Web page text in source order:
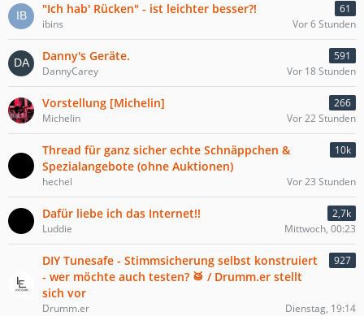
"Ich hab' Rücken" - ist leichter besser?!
61
ibins
Vor 6 Stunden
Danny's Geräte.
591
DannyCarey
Vor 18 Stunden
Vorstellung [Michelin]
266
Michelin
Vor 22 Stunden
Thread für ganz sicher echte Schnäppchen &
Spezialangebote (ohne Auktionen)
10k
hechel Vor 23 Stunden
Dafür liebe ich das Internet!!
2,7k
Luddie
Mittwoch, 00:23
DIY Tunesafe - Stimmsicherung selbst konstruiert
- wer möchte auch testen? 🥁 / Drumm.er stellt
sich vor
927
Drumm.er Dienstag, 19:14